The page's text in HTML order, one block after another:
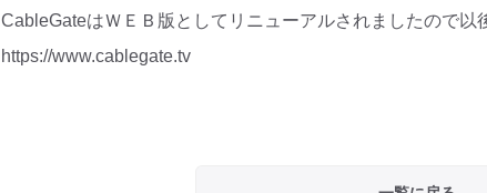
CableGateはＷＥＢ版としてリニューアルされましたので以
https://www.cablegate.tv